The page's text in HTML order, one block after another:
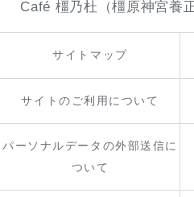
Café 橿乃杜（橿原神宮養正
サイトマップ
サイトのご利用について
パーソナルデータの外部送信に
ついて